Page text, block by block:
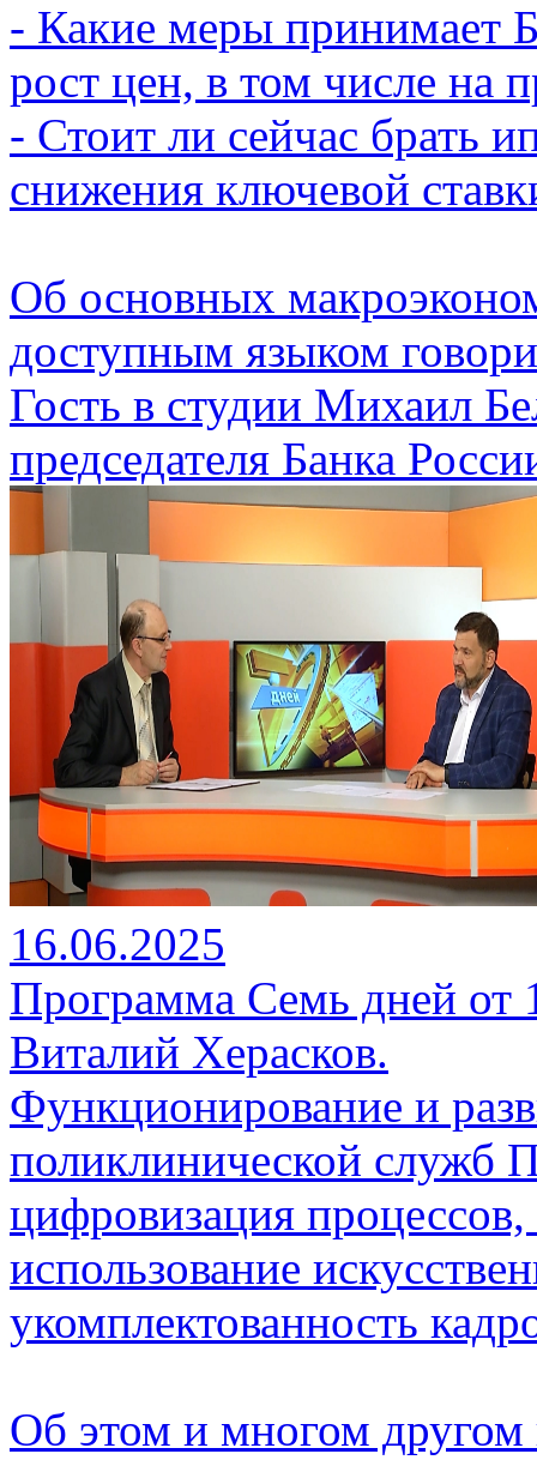
- Какие меры принимает
рост цен, в том числе на
- Стоит ли сейчас брать
снижения ключевой
Об основных
доступным языком
Гость в студии Михаил
председателя Банка
16.06.2025
Программа Семь дней от
Виталий Херасков.
Функционирование и
поликлинической служб
цифровизация процессов,
использование
укомплектованность
Об этом и многом